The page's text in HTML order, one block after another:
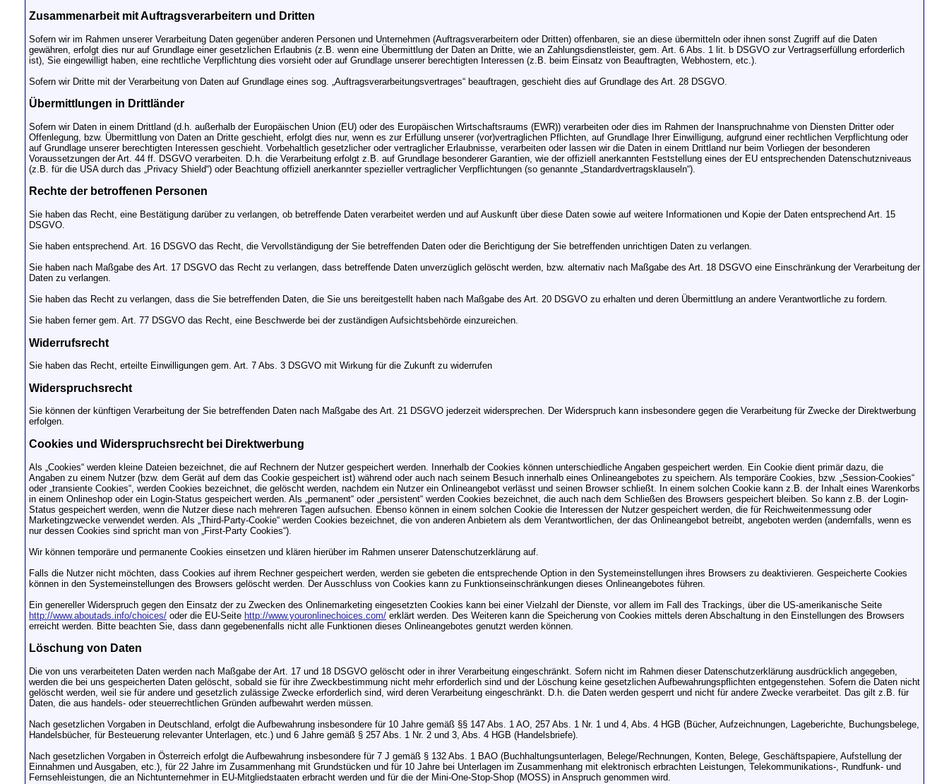
Zusammenarbeit mit Auftragsverarbeitern und Dritten
Sofern wir im Rahmen unserer Verarbeitung Daten gegenüber anderen Personen und Unternehmen (Auftragsverarbeitern oder Dritten) offenbaren, sie an diese übermitteln oder ihnen sonst Zugriff auf die Daten
gewähren, erfolgt dies nur auf Grundlage einer gesetzlichen Erlaubnis (z.B. wenn eine Übermittlung der Daten an Dritte, wie an Zahlungsdienstleister, gem. Art. 6 Abs. 1 lit. b DSGVO zur Vertragserfüllung erforderlich
ist), Sie eingewilligt haben, eine rechtliche Verpflichtung dies vorsieht oder auf Grundlage unserer berechtigten Interessen (z.B. beim Einsatz von Beauftragten, Webhostern, etc.).
Sofern wir Dritte mit der Verarbeitung von Daten auf Grundlage eines sog. „Auftragsverarbeitungsvertrages“ beauftragen, geschieht dies auf Grundlage des Art. 28 DSGVO.
Übermittlungen in Drittländer
Sofern wir Daten in einem Drittland (d.h. außerhalb der Europäischen Union (EU) oder des Europäischen Wirtschaftsraums (EWR)) verarbeiten oder dies im Rahmen der Inanspruchnahme von Diensten Dritter oder
Offenlegung, bzw. Übermittlung von Daten an Dritte geschieht, erfolgt dies nur, wenn es zur Erfüllung unserer (vor)vertraglichen Pflichten, auf Grundlage Ihrer Einwilligung, aufgrund einer rechtlichen Verpflichtung oder
auf Grundlage unserer berechtigten Interessen geschieht. Vorbehaltlich gesetzlicher oder vertraglicher Erlaubnisse, verarbeiten oder lassen wir die Daten in einem Drittland nur beim Vorliegen der besonderen
Voraussetzungen der Art. 44 ff. DSGVO verarbeiten. D.h. die Verarbeitung erfolgt z.B. auf Grundlage besonderer Garantien, wie der offiziell anerkannten Feststellung eines der EU entsprechenden Datenschutzniveaus
(z.B. für die USA durch das „Privacy Shield“) oder Beachtung offiziell anerkannter spezieller vertraglicher Verpflichtungen (so genannte „Standardvertragsklauseln“).
Rechte der betroffenen Personen
Sie haben das Recht, eine Bestätigung darüber zu verlangen, ob betreffende Daten verarbeitet werden und auf Auskunft über diese Daten sowie auf weitere Informationen und Kopie der Daten entsprechend Art. 15
DSGVO.
Sie haben entsprechend. Art. 16 DSGVO das Recht, die Vervollständigung der Sie betreffenden Daten oder die Berichtigung der Sie betreffenden unrichtigen Daten zu verlangen.
Sie haben nach Maßgabe des Art. 17 DSGVO das Recht zu verlangen, dass betreffende Daten unverzüglich gelöscht werden, bzw. alternativ nach Maßgabe des Art. 18 DSGVO eine Einschränkung der Verarbeitung der
Daten zu verlangen.
Sie haben das Recht zu verlangen, dass die Sie betreffenden Daten, die Sie uns bereitgestellt haben nach Maßgabe des Art. 20 DSGVO zu erhalten und deren Übermittlung an andere Verantwortliche zu fordern.
Sie haben ferner gem. Art. 77 DSGVO das Recht, eine Beschwerde bei der zuständigen Aufsichtsbehörde einzureichen.
Widerrufsrecht
Sie haben das Recht, erteilte Einwilligungen gem. Art. 7 Abs. 3 DSGVO mit Wirkung für die Zukunft zu widerrufen
Widerspruchsrecht
Sie können der künftigen Verarbeitung der Sie betreffenden Daten nach Maßgabe des Art. 21 DSGVO jederzeit widersprechen. Der Widerspruch kann insbesondere gegen die Verarbeitung für Zwecke der Direktwerbung
erfolgen.
Cookies und Widerspruchsrecht bei Direktwerbung
Als „Cookies“ werden kleine Dateien bezeichnet, die auf Rechnern der Nutzer gespeichert werden. Innerhalb der Cookies können unterschiedliche Angaben gespeichert werden. Ein Cookie dient primär dazu, die
Angaben zu einem Nutzer (bzw. dem Gerät auf dem das Cookie gespeichert ist) während oder auch nach seinem Besuch innerhalb eines Onlineangebotes zu speichern. Als temporäre Cookies, bzw. „Session-Cookies“
oder „transiente Cookies“, werden Cookies bezeichnet, die gelöscht werden, nachdem ein Nutzer ein Onlineangebot verlässt und seinen Browser schließt. In einem solchen Cookie kann z.B. der Inhalt eines Warenkorbs
in einem Onlineshop oder ein Login-Status gespeichert werden. Als „permanent“ oder „persistent“ werden Cookies bezeichnet, die auch nach dem Schließen des Browsers gespeichert bleiben. So kann z.B. der Login-
Status gespeichert werden, wenn die Nutzer diese nach mehreren Tagen aufsuchen. Ebenso können in einem solchen Cookie die Interessen der Nutzer gespeichert werden, die für Reichweitenmessung oder
Marketingzwecke verwendet werden. Als „Third-Party-Cookie“ werden Cookies bezeichnet, die von anderen Anbietern als dem Verantwortlichen, der das Onlineangebot betreibt, angeboten werden (andernfalls, wenn es
nur dessen Cookies sind spricht man von „First-Party Cookies“).
Wir können temporäre und permanente Cookies einsetzen und klären hierüber im Rahmen unserer Datenschutzerklärung auf.
Falls die Nutzer nicht möchten, dass Cookies auf ihrem Rechner gespeichert werden, werden sie gebeten die entsprechende Option in den Systemeinstellungen ihres Browsers zu deaktivieren. Gespeicherte Cookies
können in den Systemeinstellungen des Browsers gelöscht werden. Der Ausschluss von Cookies kann zu Funktionseinschränkungen dieses Onlineangebotes führen.
Ein genereller Widerspruch gegen den Einsatz der zu Zwecken des Onlinemarketing eingesetzten Cookies kann bei einer Vielzahl der Dienste, vor allem im Fall des Trackings, über die US-amerikanische Seite
http://www.aboutads.info/choices/ oder die EU-Seite http://www.youronlinechoices.com/ erklärt werden. Des Weiteren kann die Speicherung von Cookies mittels deren Abschaltung in den Einstellungen des Browsers
erreicht werden. Bitte beachten Sie, dass dann gegebenenfalls nicht alle Funktionen dieses Onlineangebotes genutzt werden können.
Löschung von Daten
Die von uns verarbeiteten Daten werden nach Maßgabe der Art. 17 und 18 DSGVO gelöscht oder in ihrer Verarbeitung eingeschränkt. Sofern nicht im Rahmen dieser Datenschutzerklärung ausdrücklich angegeben,
werden die bei uns gespeicherten Daten gelöscht, sobald sie für ihre Zweckbestimmung nicht mehr erforderlich sind und der Löschung keine gesetzlichen Aufbewahrungspflichten entgegenstehen. Sofern die Daten nicht
gelöscht werden, weil sie für andere und gesetzlich zulässige Zwecke erforderlich sind, wird deren Verarbeitung eingeschränkt. D.h. die Daten werden gesperrt und nicht für andere Zwecke verarbeitet. Das gilt z.B. für
Daten, die aus handels- oder steuerrechtlichen Gründen aufbewahrt werden müssen.
Nach gesetzlichen Vorgaben in Deutschland, erfolgt die Aufbewahrung insbesondere für 10 Jahre gemäß §§ 147 Abs. 1 AO, 257 Abs. 1 Nr. 1 und 4, Abs. 4 HGB (Bücher, Aufzeichnungen, Lageberichte, Buchungsbelege,
Handelsbücher, für Besteuerung relevanter Unterlagen, etc.) und 6 Jahre gemäß § 257 Abs. 1 Nr. 2 und 3, Abs. 4 HGB (Handelsbriefe).
Nach gesetzlichen Vorgaben in Österreich erfolgt die Aufbewahrung insbesondere für 7 J gemäß § 132 Abs. 1 BAO (Buchhaltungsunterlagen, Belege/Rechnungen, Konten, Belege, Geschäftspapiere, Aufstellung der
Einnahmen und Ausgaben, etc.), für 22 Jahre im Zusammenhang mit Grundstücken und für 10 Jahre bei Unterlagen im Zusammenhang mit elektronisch erbrachten Leistungen, Telekommunikations-, Rundfunk- und
Fernsehleistungen, die an Nichtunternehmer in EU-Mitgliedstaaten erbracht werden und für die der Mini-One-Stop-Shop (MOSS) in Anspruch genommen wird.